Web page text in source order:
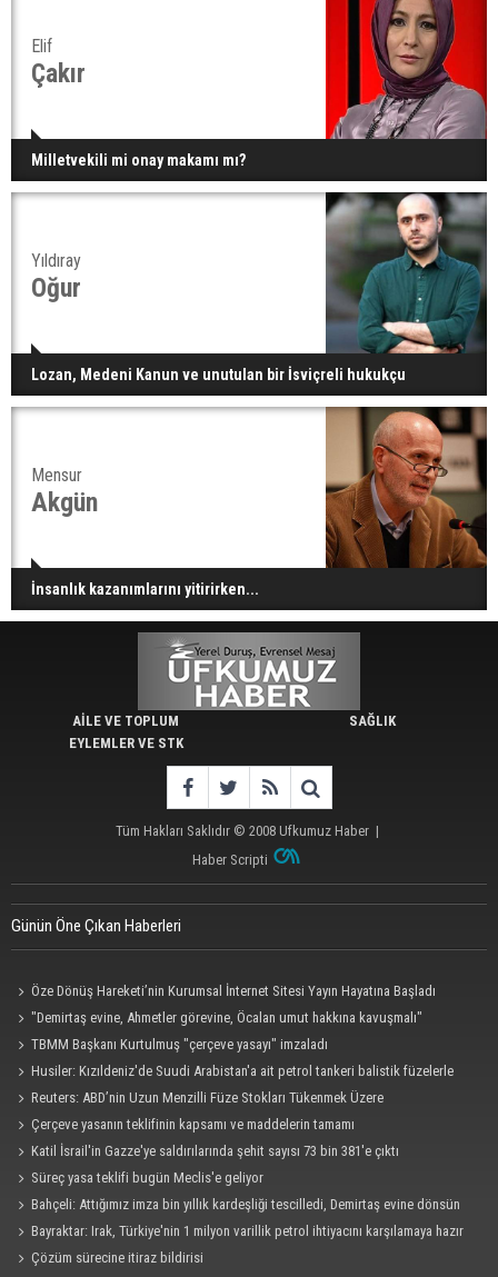
Elif
Çakır
Milletvekili mi onay makamı mı?
Yıldıray
Oğur
Lozan, Medeni Kanun ve unutulan bir İsviçreli hukukçu
Mensur
Akgün
İnsanlık kazanımlarını yitirirken...
AİLE VE TOPLUM
EYLEMLER VE STK
SAĞLIK
Tüm Hakları Saklıdır © 2008 Ufkumuz Haber |
Haber Scripti
Günün Öne Çıkan Haberleri
Öze Dönüş Hareketi’nin Kurumsal İnternet Sitesi Yayın Hayatına Başladı
"Demirtaş evine, Ahmetler görevine, Öcalan umut hakkına kavuşmalı"
TBMM Başkanı Kurtulmuş "çerçeve yasayı" imzaladı
Husiler: Kızıldeniz'de Suudi Arabistan'a ait petrol tankeri balistik füzelerle
hedef alındı
Reuters: ABD’nin Uzun Menzilli Füze Stokları Tükenmek Üzere
Çerçeve yasanın teklifinin kapsamı ve maddelerin tamamı
Katil İsrail'in Gazze'ye saldırılarında şehit sayısı 73 bin 381'e çıktı
Süreç yasa teklifi bugün Meclis'e geliyor
Bahçeli: Attığımız imza bin yıllık kardeşliği tescilledi, Demirtaş evine dönsün
Bayraktar: Irak, Türkiye'nin 1 milyon varillik petrol ihtiyacını karşılamaya hazır
Çözüm sürecine itiraz bildirisi